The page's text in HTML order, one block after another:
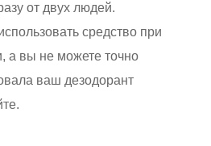
от двух людей.
средство при
а вы не можете точно
ваш дезодорант